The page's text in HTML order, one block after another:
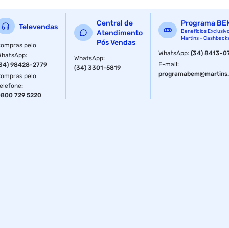
Televendas
pelo
:
98428-2779
pelo
:
729 5220
Central de
Atendimento
Pós Vendas
WhatsApp:
(34) 3301-5819
Programa
Benefícios
Martins -
WhatsApp:(34) 8413-
E-mail: